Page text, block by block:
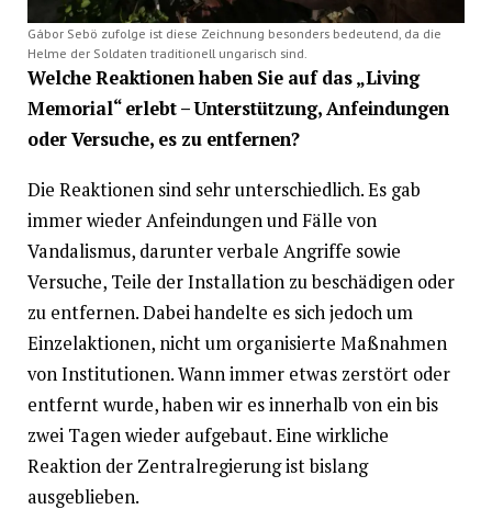
Gábor Sebö zufolge ist diese Zeichnung besonders bedeutend, da die
Helme der Soldaten traditionell ungarisch sind.
Welche Reaktionen haben Sie auf das „Living
Memorial“ erlebt – Unterstützung, Anfeindungen
oder Versuche, es zu entfernen?
Die Reaktionen sind sehr unterschiedlich. Es gab
immer wieder Anfeindungen und Fälle von
Vandalismus, darunter verbale Angriffe sowie
Versuche, Teile der Installation zu beschädigen oder
zu entfernen. Dabei handelte es sich jedoch um
Einzelaktionen, nicht um organisierte Maßnahmen
von Institutionen. Wann immer etwas zerstört oder
entfernt wurde, haben wir es innerhalb von ein bis
zwei Tagen wieder aufgebaut. Eine wirkliche
Reaktion der Zentralregierung ist bislang
ausgeblieben.